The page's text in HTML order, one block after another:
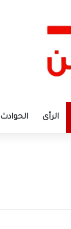
الرأى الحوادث